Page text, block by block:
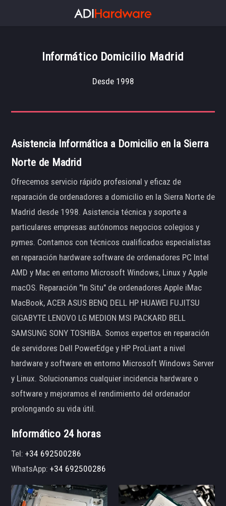
Informático Domicilio Madrid
Desde 1998
Asistencia Informática a Domicilio en la Sierra
Norte de Madrid
Ofrecemos servicio rápido profesional y eficaz de
reparación de ordenadores a domicilio en la Sierra Norte de
Madrid desde 1998. Asistencia técnica y soporte a
particulares empresas autónomos negocios colegios y
pymes. Contamos con técnicos cualificados especialistas
en reparación hardware software de ordenadores PC Intel
AMD y Mac en entorno Microsoft Windows, Linux y Apple
macOS. Reparación "In Situ" de ordenadores Apple iMac
MacBook, ACER ASUS BENQ DELL HP HUAWEI FUJITSU
GIGABYTE LENOVO LG MEDION MSI PACKARD BELL
SAMSUNG SONY TOSHIBA. Somos expertos en reparación
de servidores Dell PowerEdge y HP ProLiant a nivel
hardware y software en entorno Microsoft Windows Server
y Linux. Solucionamos cualquier incidencia hardware o
software y mejoramos el rendimiento del ordenador
prolongando su vida útil.
Informático 24 horas
Tel:+34 692500286
WhatsApp:+34 692500286